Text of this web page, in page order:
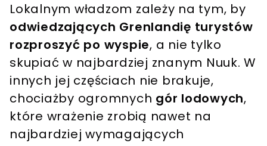
Lokalnym władzom zależy na tym, by
odwiedzających Grenlandię turystów
rozproszyć po wyspie, a nie tylko
skupiać w najbardziej znanym Nuuk. W
innych jej częściach nie brakuje,
chociażby ogromnych gór lodowych,
które wrażenie zrobią nawet na
najbardziej wymagających